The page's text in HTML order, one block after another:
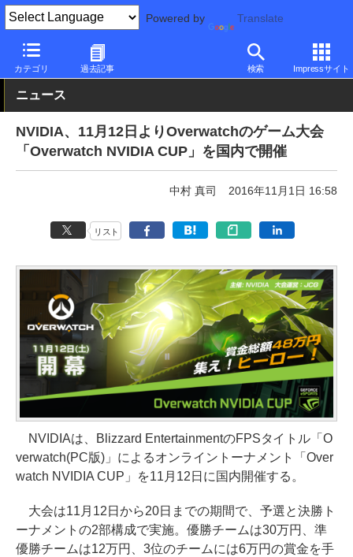
Powered by Translate
カテゴリ 過去記事 検索 Impressサイト
PC Watch 半導体/周辺機器 GeForce
ニュース
NVIDIA、11月12日よりOverwatchのゲーム大会
「Overwatch NVIDIA CUP」を国内で開催
中村 真司 2016年11月1日 16:58
リスト
NVIDIAは、Blizzard EntertainmentのFPSタイトル「O
verwatch(PC版)」によるオンライントーナメント「Over
watch NVIDIA CUP」を11月12日に国内開催する。
大会は11月12日から20日までの期間で、予選と決勝ト
ーナメントの2部構成で実施。優勝チームは30万円、準
優勝チームは12万円、3位のチームには6万円の賞金を手